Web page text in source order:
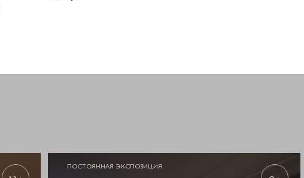
ПОСТОЯННАЯ ЭКСПОЗИЦИЯ